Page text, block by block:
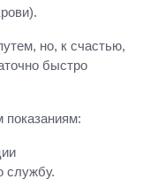
но, к счастью,
быстро
показаниям:
службу.